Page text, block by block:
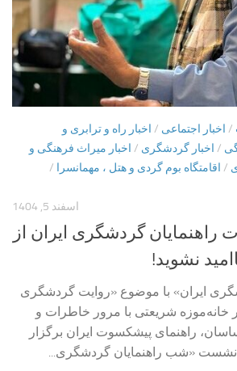
/ اخبار اجتماعی / اخبار راه و ترابری و
/ اخبار گردشگری / اخبار میراث فرهنگی و
/ اقامتگاه بوم گردی و هتل ، مهمانسرا /
اسفند 5, 1404
گردشگری ایران از
ایران» با موضوع «روایت گردشگری
خانه‌موزه شریعتی با مرور خاطرات و
راهنمای پیشکسوت ایران برگزار
نشست «شب راهنمایان گردشگری...